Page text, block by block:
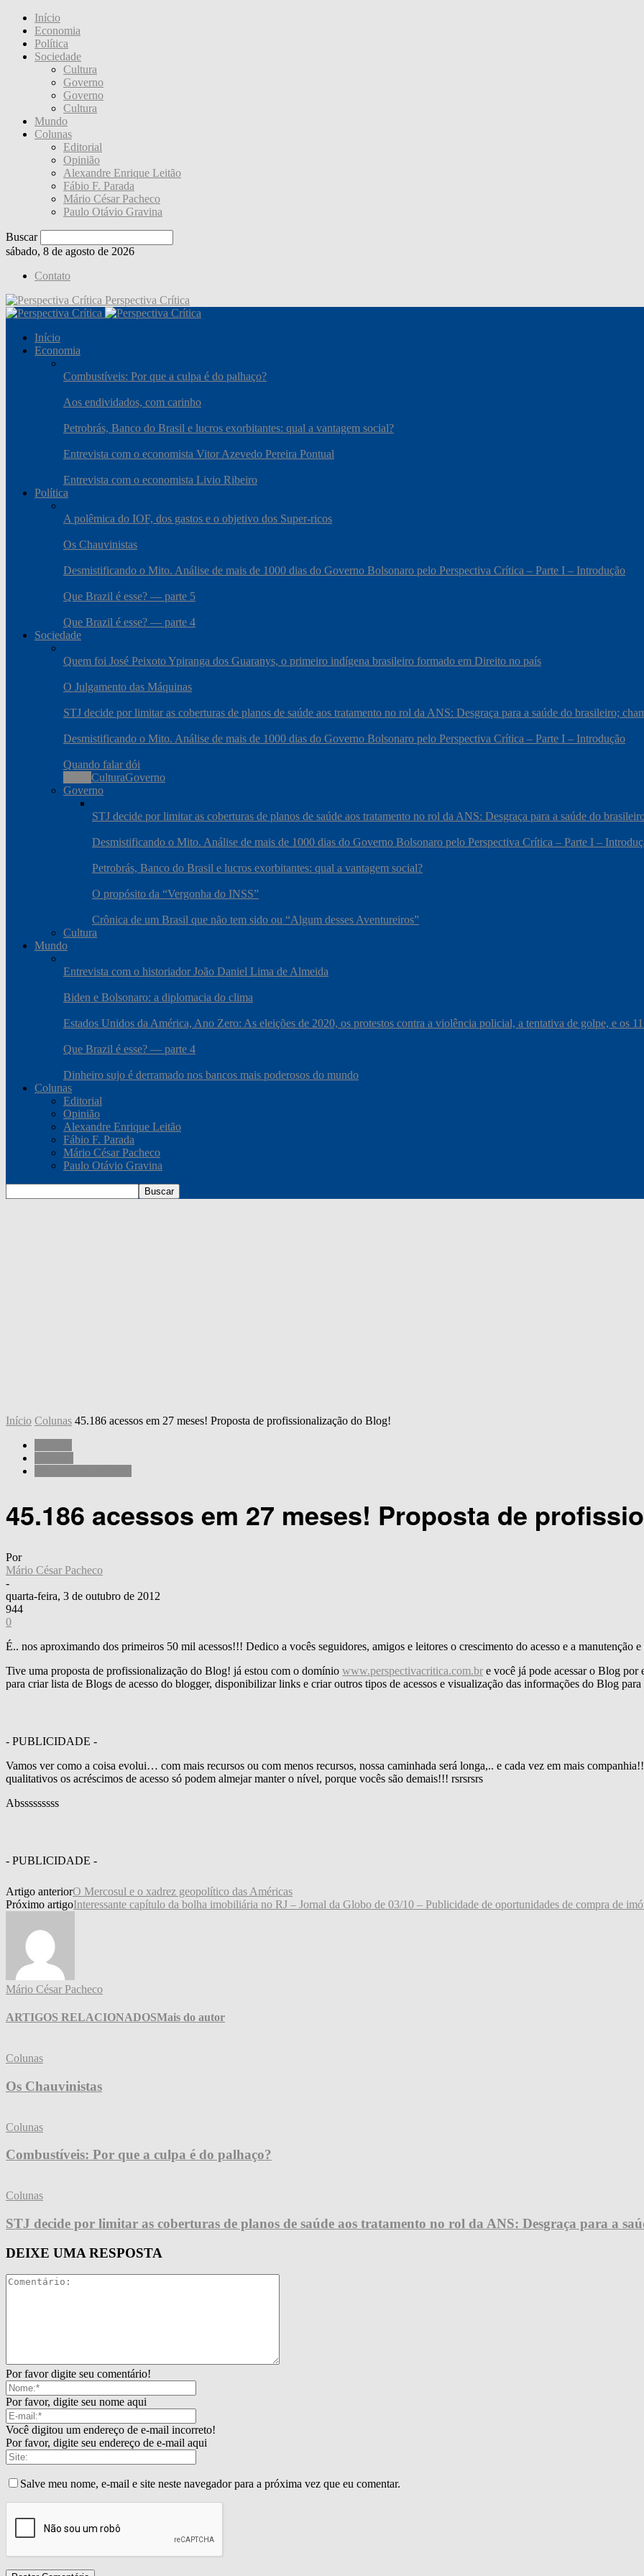
Início
Economia
Política
Sociedade
Cultura
Governo
Governo
Cultura
Mundo
Colunas
Editorial
Opinião
Alexandre Enrique Leitão
Fábio F. Parada
Mário César Pacheco
Paulo Otávio Gravina
Buscar
sábado, 8 de agosto de 2026
Contato
Perspectiva Crítica
Início
Economia
Combustíveis: Por que a culpa é do palhaço?
Aos endividados, com carinho
Petrobrás, Banco do Brasil e lucros exorbitantes: qual a vantagem social?
Entrevista com o economista Vitor Azevedo Pereira Pontual
Entrevista com o economista Livio Ribeiro
Política
A polêmica do IOF, dos gastos e o objetivo dos Super-ricos
Os Chauvinistas
Desmistificando o Mito. Análise de mais de 1000 dias do Governo Bolsonaro pelo Perspectiva Crítica – Parte I – Introdução
Que Brazil é esse? — parte 5
Que Brazil é esse? — parte 4
Sociedade
Quem foi José Peixoto Ypiranga dos Guaranys, o primeiro indígena brasileiro formado em Direito no país
O Julgamento das Máquinas
STJ decide por limitar as coberturas de planos de saúde aos tratamento no rol da ANS: Desgraça para a saúde do brasileiro;
Desmistificando o Mito. Análise de mais de 1000 dias do Governo Bolsonaro pelo Perspectiva Crítica – Parte I – Introdução
Quando falar dói
CulturaGoverno
Governo
STJ decide por limitar as coberturas de planos de saúde aos tratamento no rol da ANS: Desgraça para a saúde do
Desmistificando o Mito. Análise de mais de 1000 dias do Governo Bolsonaro pelo Perspectiva Crítica – Parte I –
Petrobrás, Banco do Brasil e lucros exorbitantes: qual a vantagem social?
O propósito da “Vergonha do INSS”
Crônica de um Brasil que não tem sido ou “Algum desses Aventureiros”
Cultura
Mundo
Entrevista com o historiador João Daniel Lima de Almeida
Biden e Bolsonaro: a diplomacia do clima
Estados Unidos da América, Ano Zero: As eleições de 2020, os protestos contra a violência policial, a tentativa de golpe, e os
Que Brazil é esse? — parte 4
Dinheiro sujo é derramado nos bancos mais poderosos do mundo
Colunas
Editorial
Opinião
Alexandre Enrique Leitão
Fábio F. Parada
Mário César Pacheco
Paulo Otávio Gravina
Início Colunas 45.186 acessos em 27 meses! Proposta de profissionalização do Blog!
45.186 acessos em 27 meses! Proposta de
Por
Mário César Pacheco
-
quarta-feira, 3 de outubro de 2012
944
0
É.. nos aproximando dos primeiros 50 mil acessos!!! Dedico a vocês seguidores, amigos e leitores o crescimento do acesso e a manutenção
Tive uma proposta de profissionalização do Blog! já estou com o domínio www.perspectivacritica.com.br e você já pode acessar o Blog por
para criar lista de Blogs de acesso do blogger, disponibilizar links e criar outros tipos de acessos e visualização das informações do Blog
- PUBLICIDADE -
Vamos ver como a coisa evolui… com mais recursos ou com menos recursos, nossa caminhada será longa,.. e cada vez em mais
qualitativos os acréscimos de acesso só podem almejar manter o nível, porque vocês são demais!!! rsrsrsrs
Absssssssss
- PUBLICIDADE -
Artigo anteriorO Mercosul e o xadrez geopolítico das Américas
Próximo artigoInteressante capítulo da bolha imobiliária no RJ – Jornal da Globo de 03/10 – Publicidade de oportunidades de compra de
Mário César Pacheco
ARTIGOS RELACIONADOSMais do autor
Colunas
Os Chauvinistas
Colunas
Combustíveis: Por que a culpa é do palhaço?
Colunas
STJ decide por limitar as coberturas de planos de saúde aos tratamento no rol da ANS: Desgraça para a
DEIXE UMA RESPOSTA
Por favor digite seu comentário!
Por favor, digite seu nome aqui
Você digitou um endereço de e-mail incorreto!
Por favor, digite seu endereço de e-mail aqui
Salve meu nome, e-mail e site neste navegador para a próxima vez que eu comentar.